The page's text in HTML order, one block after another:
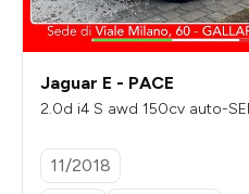
Jaguar E - PACE
2.0d i4 S awd 150cv auto-
11/2018